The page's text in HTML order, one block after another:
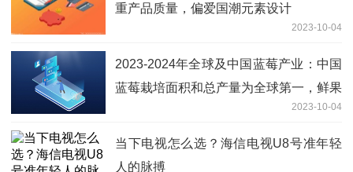
重产品质量，偏爱国潮元素设计
2023-10-04
2023-2024年全球及中国蓝莓产业：中国
蓝莓栽培面积和总产量为全球第一，鲜果
占总产量比仅为46.15%排全球第三2023-10-04
当下电视怎么选？海信电视U8号准年轻
人的脉搏